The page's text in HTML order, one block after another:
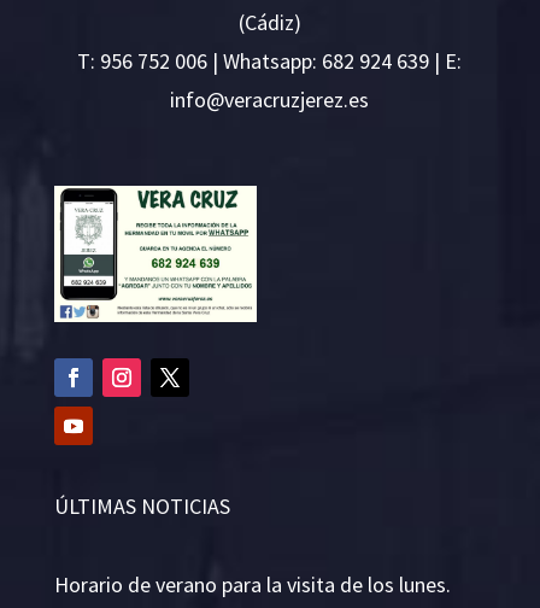
(Cádiz)
T: 956 752 006 | Whatsapp: 682 924 639 | E:
se.ze
rejzu
rcare
v@ofn
i
ÚLTIMAS NOTICIAS
Horario de verano para la visita de los lunes.